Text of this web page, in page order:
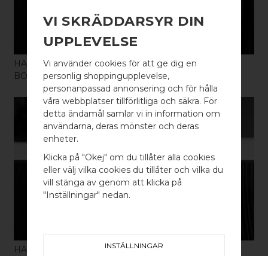
WELCOME TO
BB SWEDEN HARDWARE
Välj land / Choose country
HANDTAG KNOT 136
BORSTAD NICKEL
KÖP
HANDTAG KNOT 136
VI SKRÄDDARSYR DIN
UPPLEVELSE
Vi använder cookies för att ge dig en
personlig shoppingupplevelse,
personanpassad annonsering och för hålla
våra webbplatser tillförlitliga och säkra. För
detta ändamål samlar vi in information om
användarna, deras mönster och deras
enheter.
Klicka på "Okej" om du tillåter alla cookies
eller välj vilka cookies du tillåter och vilka du
vill stänga av genom att klicka på
"Inställningar" nedan.
INSTÄLLNINGAR